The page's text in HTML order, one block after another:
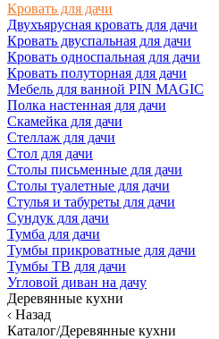
Кровать для дачи
Двухъярусная кровать для дачи
Кровать двуспальная для дачи
Кровать односпальная для дачи
Кровать полуторная для дачи
Мебель для ванной PIN MAGIC
Полка настенная для дачи
Скамейка для дачи
Стеллаж для дачи
Стол для дачи
Столы письменные для дачи
Столы туалетные для дачи
Стулья и табуреты для дачи
Сундук для дачи
Тумба для дачи
Тумбы прикроватные для дачи
Тумбы ТВ для дачи
Угловой диван на дачу
Деревянные кухни
Назад
Каталог/Деревянные кухни